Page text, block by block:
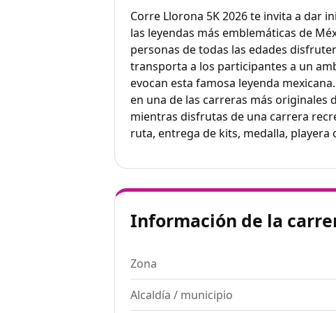
Corre Llorona 5K 2026 te invita a dar
las leyendas más emblemáticas de
personas de todas las edades
transporta a los participantes a un
evocan esta famosa leyenda
en una de las carreras más originales
mientras disfrutas de una carrera
ruta, entrega de kits, medalla, playera
Información de la
Zona
Alcaldía / municipio